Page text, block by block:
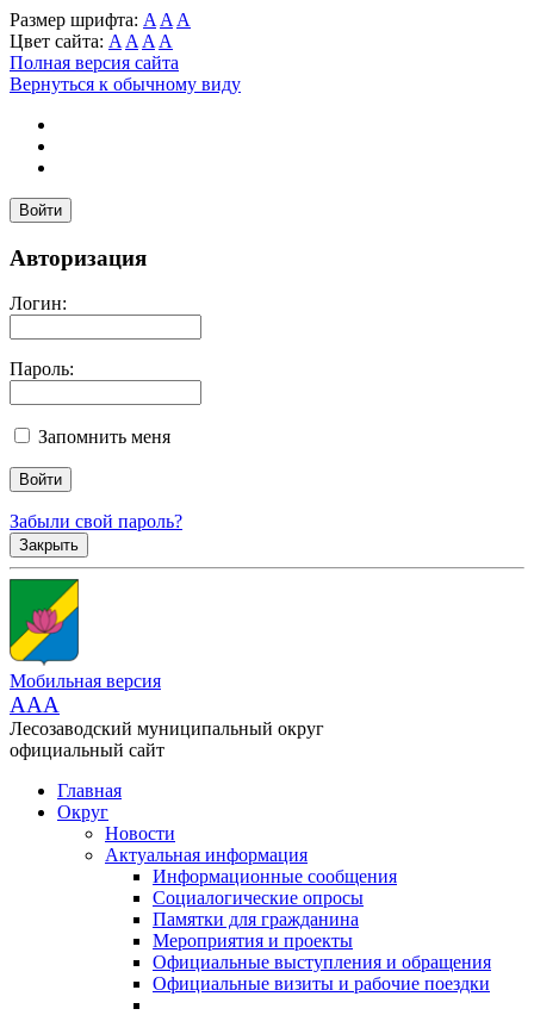
Размер шрифта: A A A
Цвет сайта: A A A A
Полная версия сайта
Вернуться к обычному виду
Войти
Авторизация
Логин:
Пароль:
Запомнить меня
Забыли свой пароль?
Закрыть
Мобильная версия
AAA
Лесозаводский муниципальный округ
официальный сайт
Главная
Округ
Новости
Актуальная информация
Информационные сообщения
Социалогические опросы
Памятки для гражданина
Мероприятия и проекты
Официальные выступления и обращения
Официальные визиты и рабочие поездки